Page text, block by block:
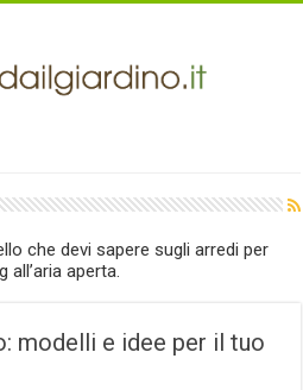
che devi sapere sugli arredi per
all’aria aperta.
modelli e idee per il tuo